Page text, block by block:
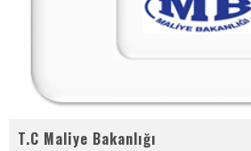
T.C Maliye Bakanlığı